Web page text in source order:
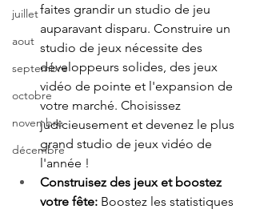
juillet
aout
septembre
octobre
novembre
décembre
faites grandir un studio de jeu
auparavant disparu. Construire un
studio de jeux nécessite des
développeurs solides, des jeux
vidéo de pointe et l'expansion de
votre marché. Choisissez
judicieusement et devenez le plus
grand studio de jeux vidéo de
l'année !
Construisez des jeux et boostez
votre fête: Boostez les statistiques